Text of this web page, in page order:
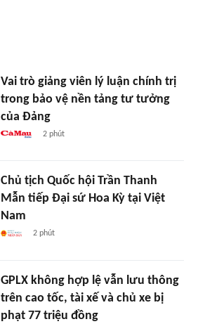
Vai trò giảng viên lý luận chính trị
trong bảo vệ nền tảng tư tưởng
của Đảng
2 phút
Chủ tịch Quốc hội Trần Thanh
Mẫn tiếp Đại sứ Hoa Kỳ tại Việt
Nam
2 phút
GPLX không hợp lệ vẫn lưu thông
trên cao tốc, tài xế và chủ xe bị
phạt 77 triệu đồng